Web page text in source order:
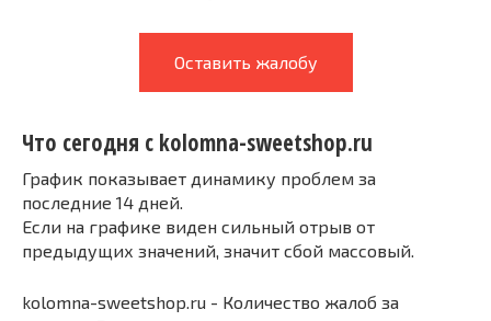
Оставить жалобу
Что сегодня с kolomna-sweetshop.ru
График показывает динамику проблем за
последние 14 дней.
Если на графике виден сильный отрыв от
предыдущих значений, значит сбой массовый.
kolomna-sweetshop.ru - Количество жалоб за